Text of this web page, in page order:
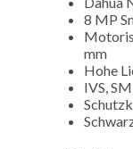
8 MP
mm
Hohe
IVS,